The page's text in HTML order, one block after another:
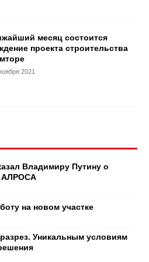
месяц состоится
проекта строительства
2021
Владимиру Путину о
АЛРОСА
на новом участке
Уникальным условиям